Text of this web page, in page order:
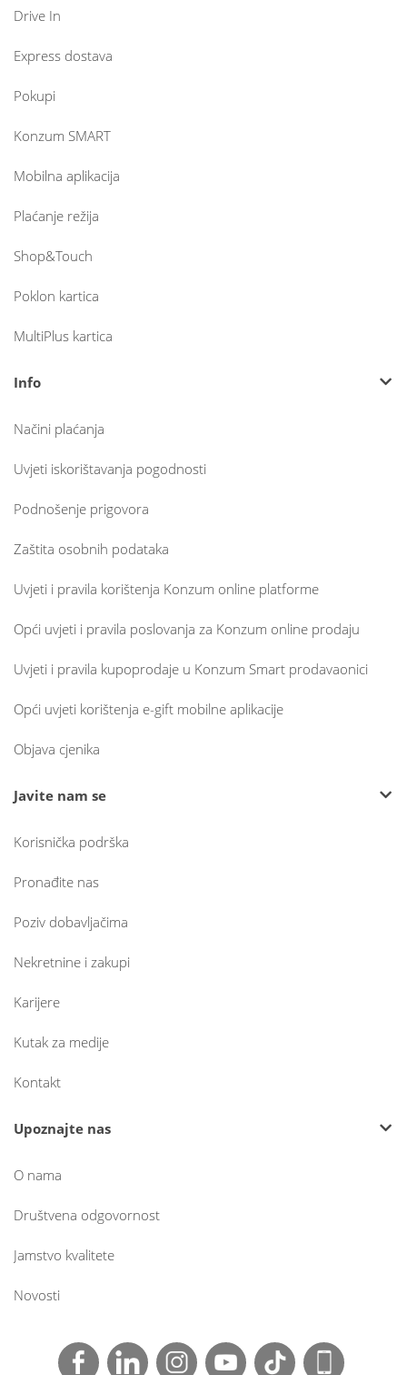
Drive In
Express dostava
Pokupi
Konzum SMART
Mobilna aplikacija
Plaćanje režija
Shop&Touch
Poklon kartica
MultiPlus kartica
Info
Načini plaćanja
Uvjeti iskorištavanja pogodnosti
Podnošenje prigovora
Zaštita osobnih podataka
Uvjeti i pravila korištenja Konzum online platforme
Opći uvjeti i pravila poslovanja za Konzum online prodaju
Uvjeti i pravila kupoprodaje u Konzum Smart prodavaonici
Opći uvjeti korištenja e-gift mobilne aplikacije
Objava cjenika
Javite nam se
Korisnička podrška
Pronađite nas
Poziv dobavljačima
Nekretnine i zakupi
Karijere
Kutak za medije
Kontakt
Upoznajte nas
O nama
Društvena odgovornost
Jamstvo kvalitete
Novosti